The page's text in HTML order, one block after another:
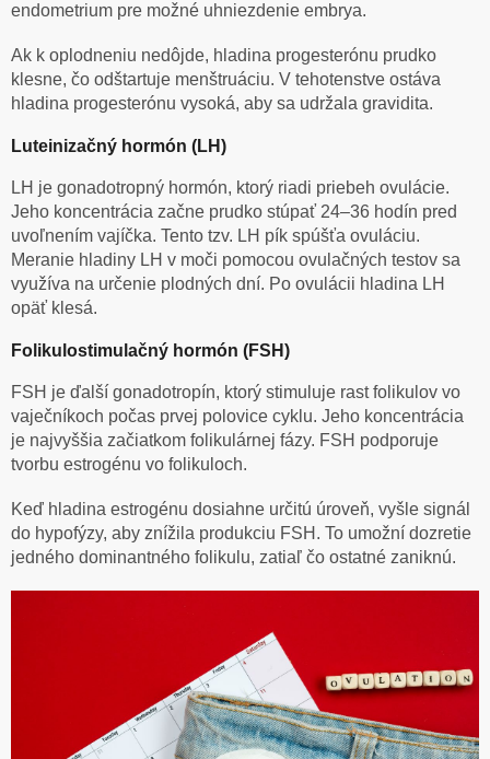
endometrium pre možné uhniezdenie embrya.
Ak k oplodneniu nedôjde, hladina progesterónu prudko
klesne, čo odštartuje menštruáciu. V tehotenstve ostáva
hladina progesterónu vysoká, aby sa udržala gravidita.
Luteinizačný hormón (LH)
LH je gonadotropný hormón, ktorý riadi priebeh ovulácie.
Jeho koncentrácia začne prudko stúpať 24–36 hodín pred
uvoľnením vajíčka. Tento tzv. LH pík spúšťa ovuláciu.
Meranie hladiny LH v moči pomocou ovulačných testov sa
využíva na určenie plodných dní. Po ovulácii hladina LH
opäť klesá.
Folikulostimulačný hormón (FSH)
FSH je ďalší gonadotropín, ktorý stimuluje rast folikulov vo
vaječníkoch počas prvej polovice cyklu. Jeho koncentrácia
je najvyššia začiatkom folikulárnej fázy. FSH podporuje
tvorbu estrogénu vo folikuloch.
Keď hladina estrogénu dosiahne určitú úroveň, vyšle signál
do hypofýzy, aby znížila produkciu FSH. To umožní dozretie
jedného dominantného folikulu, zatiaľ čo ostatné zaniknú.